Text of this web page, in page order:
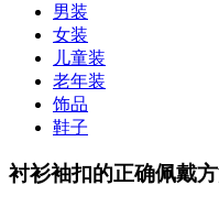
男装
女装
儿童装
老年装
饰品
鞋子
衬衫袖扣的正确佩戴方